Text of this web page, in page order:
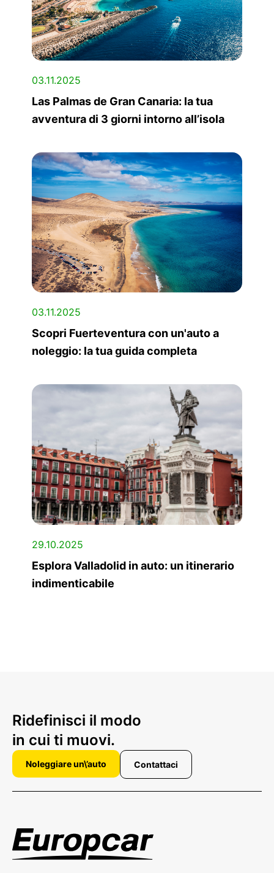
03.11.2025
Las Palmas de Gran Canaria: la tua
avventura di 3 giorni intorno all’isola
03.11.2025
Scopri Fuerteventura con un'auto a
noleggio: la tua guida completa
29.10.2025
Esplora Valladolid in auto: un itinerario
indimenticabile
Ridefinisci il modo
in cui ti muovi.
Noleggiare un\’auto Contattaci